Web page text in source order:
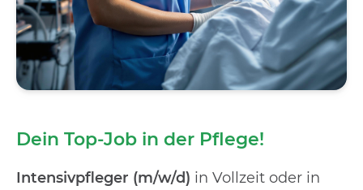
Dein Top-Job in der Pflege!
Intensivpfleger (m/w/d) in Vollzeit oder in